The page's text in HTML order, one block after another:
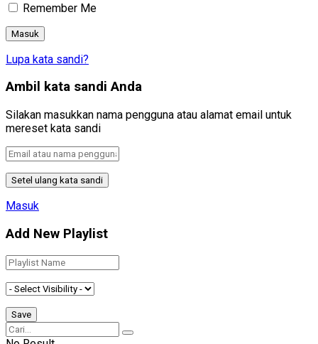
Remember Me
Lupa kata sandi?
Ambil kata sandi Anda
Silakan masukkan nama pengguna atau alamat email untuk
mereset kata sandi
Masuk
Add New Playlist